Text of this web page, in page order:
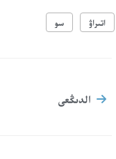
اتىراۋ سو
الدىڭعى